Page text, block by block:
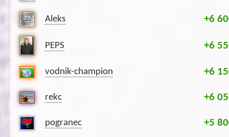
Aleks +6
PEPS +6
vodnik-champion +6
rekc +6
pogranec +5